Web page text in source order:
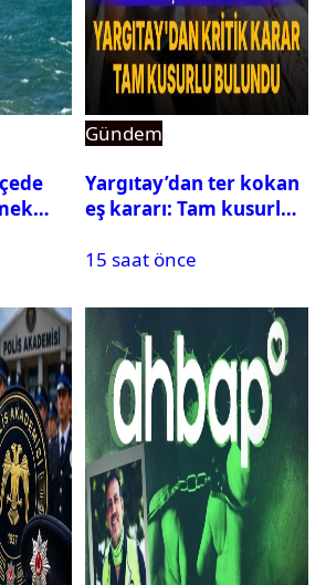
Gündem
Yargıtay’dan ter kokan
eş kararı: Tam kusurlu
15 saat önce